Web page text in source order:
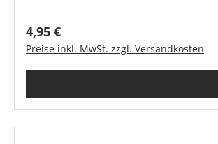
Regulärer Preis:
4,95 €
Preise inkl. MwSt. zzgl. Versandkosten